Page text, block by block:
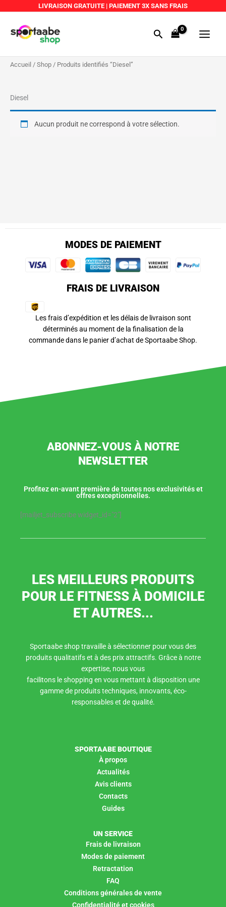
contenu
LIVRAISON GRATUITE | PAIEMENT 3X SANS FRAIS
RechercherMenu
Accueil / Shop / Produits identifiés “Diesel”
Diesel
Aucun produit ne correspond à votre sélection.
MODES DE PAIEMENT
FRAIS DE LIVRAISON
Les frais d’expédition et les délais de livraison sont
déterminés au moment de la finalisation de la
commande dans le panier d’achat de Sportaabe Shop.
ABONNEZ-VOUS À NOTRE
NEWSLETTER
Profitez en-avant première de toutes nos exclusivités et
offres exceptionnelles.
[mailjet_subscribe widget_id="2"]
LES MEILLEURS PRODUITS
POUR LE FITNESS À DOMICILE
ET AUTRES...
Sportaabe shop travaille à sélectionner pour vous des
produits qualitatifs et à des prix attractifs. Grâce à notre
expertise, nous vous
facilitons le shopping en vous mettant à disposition une
gamme de produits techniques, innovants, éco-
responsables et de qualité.
SPORTAABE BOUTIQUE
À propos
Actualités
Avis clients
Contacts
Guides
UN SERVICE
Frais de livraison
Modes de paiement
Retractation
FAQ
Conditions générales de vente
Confidentialité et cookies